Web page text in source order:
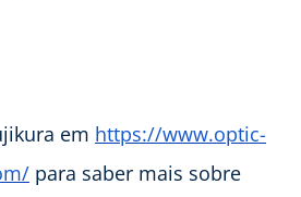
em https://www.optic-
para saber mais sobre